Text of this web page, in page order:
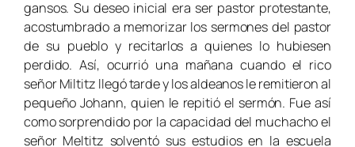
gansos. Su deseo inicial era ser pastor protestante,
acostumbrado a memorizar los sermones del pastor
de su pueblo y recitarlos a quienes lo hubiesen
perdido. Así, ocurrió una mañana cuando el rico
señor Miltitz llegó tarde y los aldeanos le remitieron al
pequeño Johann, quien le repitió el sermón. Fue así
como sorprendido por la capacidad del muchacho el
señor Meltitz solventó sus estudios en la escuela